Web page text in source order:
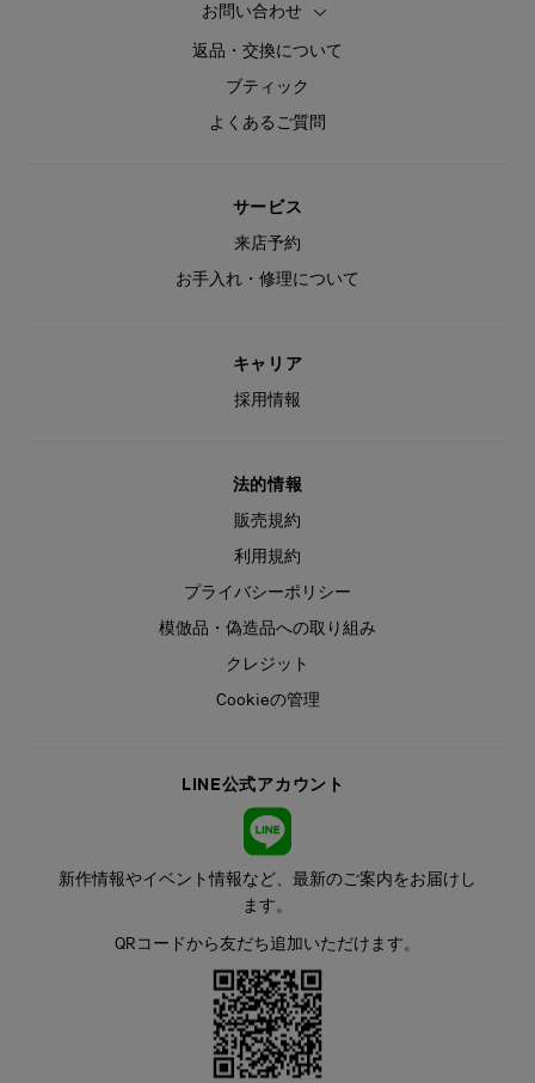
お問い合わせ
返品・交換について
ブティック
よくあるご質問
サービス
来店予約
お手入れ・修理について
キャリア
採用情報
法的情報
販売規約
利用規約
プライバシーポリシー
模倣品・偽造品への取り組み
クレジット
Cookieの管理
LINE公式アカウント
新作情報やイベント情報など、最新のご案内をお届けし
ます。
QRコードから友だち追加いただけます。